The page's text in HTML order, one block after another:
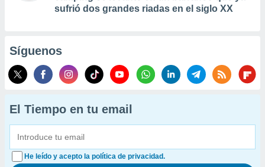
sufrió dos grandes riadas en el siglo XX
Síguenos
El Tiempo en tu email
He leído y acepto la política de privacidad.